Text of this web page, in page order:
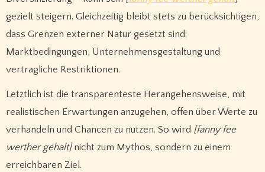
gezielt steigern. Gleichzeitig bleibt stets zu berücksichtigen,
dass Grenzen externer Natur gesetzt sind:
Marktbedingungen, Unternehmensgestaltung und
vertragliche Restriktionen.
Letztlich ist die transparenteste Herangehensweise, mit
realistischen Erwartungen anzugehen, offen über Werte zu
verhandeln und Chancen zu nutzen. So wird [fanny fee
werther gehalt]nicht zum Mythos, sondern zu einem
erreichbaren Ziel.